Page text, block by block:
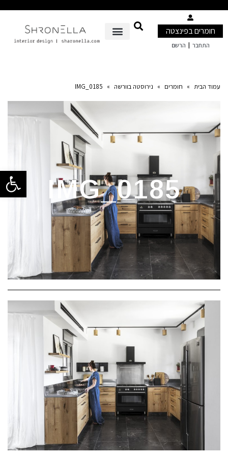
פתח
חומרים בפינצטה
התחבר | הרשם
עמוד הבית » חומרים » נירוסטה בוורשה »
IMG_0185
IMG_0185